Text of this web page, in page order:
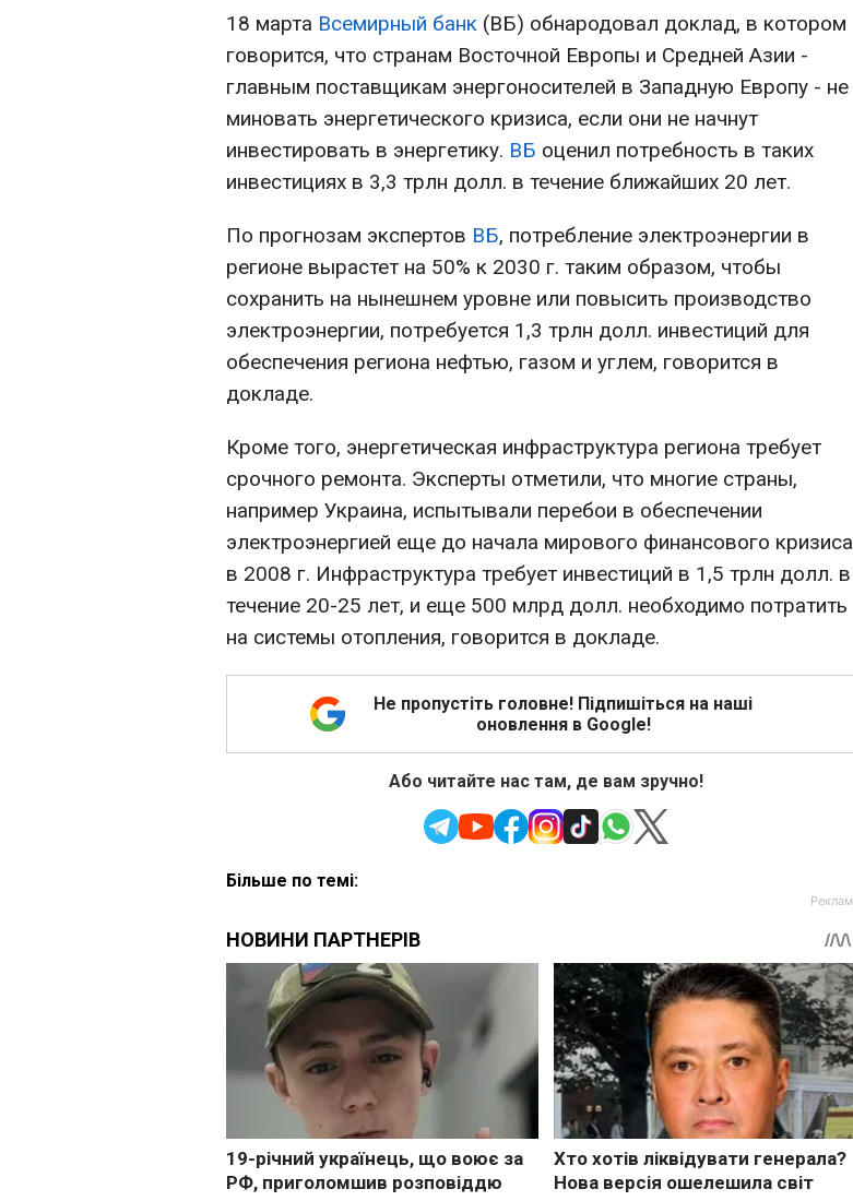
18 марта Всемирный банк (ВБ) обнародовал доклад, в котором
говорится, что странам Восточной Европы и Средней Азии -
главным поставщикам энергоносителей в Западную Европу - не
миновать энергетического кризиса, если они не начнут
инвестировать в энергетику. ВБ оценил потребность в таких
инвестициях в 3,3 трлн долл. в течение ближайших 20 лет.
По прогнозам экспертов ВБ, потребление электроэнергии в
регионе вырастет на 50% к 2030 г. таким образом, чтобы
сохранить на нынешнем уровне или повысить производство
электроэнергии, потребуется 1,3 трлн долл. инвестиций для
обеспечения региона нефтью, газом и углем, говорится в
докладе.
Кроме того, энергетическая инфраструктура региона требует
срочного ремонта. Эксперты отметили, что многие страны,
например Украина, испытывали перебои в обеспечении
электроэнергией еще до начала мирового финансового кризиса
в 2008 г. Инфраструктура требует инвестиций в 1,5 трлн долл. в
течение 20-25 лет, и еще 500 млрд долл. необходимо потратить
на системы отопления, говорится в докладе.
Не пропустіть головне! Підпишіться на наші
оновлення в Google!
Або читайте нас там, де вам зручно!
Більше по темі: